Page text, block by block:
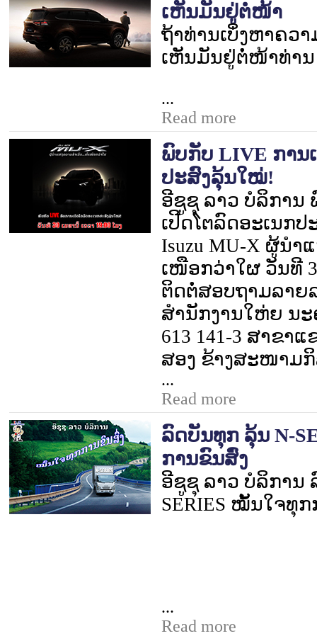
ເຫັນມັນຢູ່ຕໍ່ໜ້າ
ຖ້າທ່ານເບິ່ງຫາຄວ
ເຫັນມັນຢູ່ຕໍ່ໜ້າທ່ານ
...
Read more
ພົບກັບ LIVE ການ
ປະສົງລຸ້ນໃໝ່!
ອີຊູຊຸ ລາວ ບໍລິການ
ເປີດໂຕລົດອະເນກ
Isuzu MU-X ຜູ້ນຳ
ເໜືອກວ່າໃຜ ວັນທີ
ຕິດຕໍ່ສອບຖາມລາຍ
ສຳນັກງານໃຫ່ຍ ນ
613 141-3 ສາຂາ
ສອງ ຂ້າງສະໜາມ
...
Read more
ລົດບັນທຸກ ລຸ້ນ N-
ການຂົນສົ່ງ
ອີຊູຊຸ ລາວ ບໍລິການ
SERIES ໝັ້ນໃຈທຸກ
...
Read more